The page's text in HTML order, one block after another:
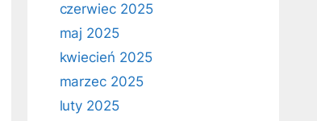
czerwiec 2025
maj 2025
kwiecień 2025
marzec 2025
luty 2025